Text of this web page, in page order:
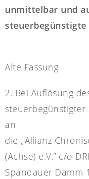
unmittelbar und
Alte Fassung
2. Bei Auflösung
steuerbegünstigter
an
die „Allianz
(Achse) e.V.” c/o
Spandauer Damm